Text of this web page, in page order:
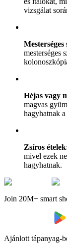
vizsgálat
Mesterséges
mesterséges
Héjas vagy
magvas
hagyhatnak
Zsíros
mivel ezek
hagyhatnak.
Join 20M+ smart
Ajánlott tápanyag-